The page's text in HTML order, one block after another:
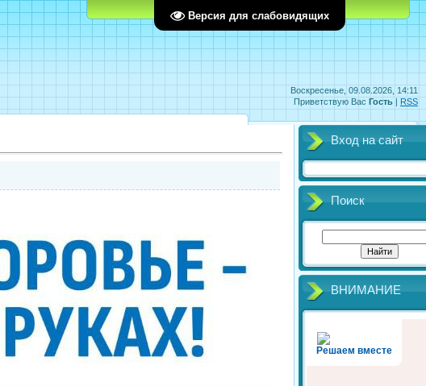
Версия для слабовидящих
Воскресенье, 09.08.2026, 14:11
Приветствую Вас Гость | RSS
Вход на сайт
Поиск
ВНИМАНИЕ
Решаем вместе